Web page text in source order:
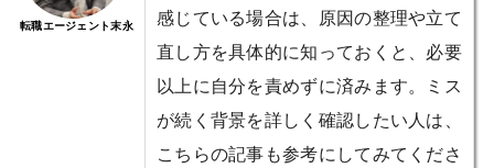
転職エージェント末永
感じている場合は、原因の整理や立て
直し方を具体的に知っておくと、必要
以上に自分を責めずに済みます。ミス
が続く背景を詳しく確認したい人は、
こちらの記事も参考にしてみてくださ